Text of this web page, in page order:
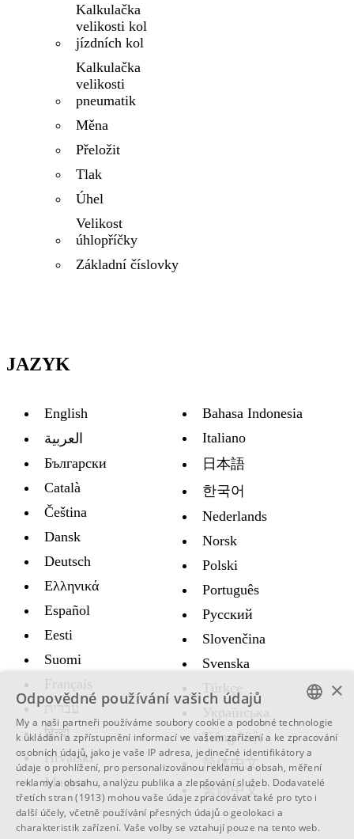
Kalkulačka
velikosti kol
jízdních kol
Kalkulačka
velikosti
pneumatik
Měna
Přeložit
Tlak
Úhel
Velikost
úhlopříčky
Základní číslovky
JAZYK
English
العربية
Български
Català
Čeština
Dansk
Deutsch
Ελληνικά
Español
Eesti
Suomi
Français
עברית
हिन्दी
Hrvatski
Magyar
Bahasa Indonesia
Italiano
日本語
한국어
Nederlands
Norsk
Polski
Português
Русский
Slovenčina
Svenska
Türkçe
Украïнська
Tiếng Việt
简体中文
繁體中文
ENGLISH
SWEDISH
SPANISH
CATALAN
×
Odpovědné používání vašich údajů
My a naši partneři používáme soubory cookie a podobné technologie
k ukládání a zpřístupnění informací ve vašem zařízení a ke zpracování
osobních údajů, jako je vaše IP adresa, jedinečné identifikátory a
údaje o prohlížení, pro personalizovanou reklamu a obsah, měření
reklamy a obsahu, analýzu publika a zlepšování služeb. Dodavatelé
třetích stran (1913) mohou vaše údaje zpracovávat také pro tyto i
další účely, včetně používání přesných údajů o geolokaci a
charakteristik zařízení. Vaše volby se vztahují pouze na tento web.